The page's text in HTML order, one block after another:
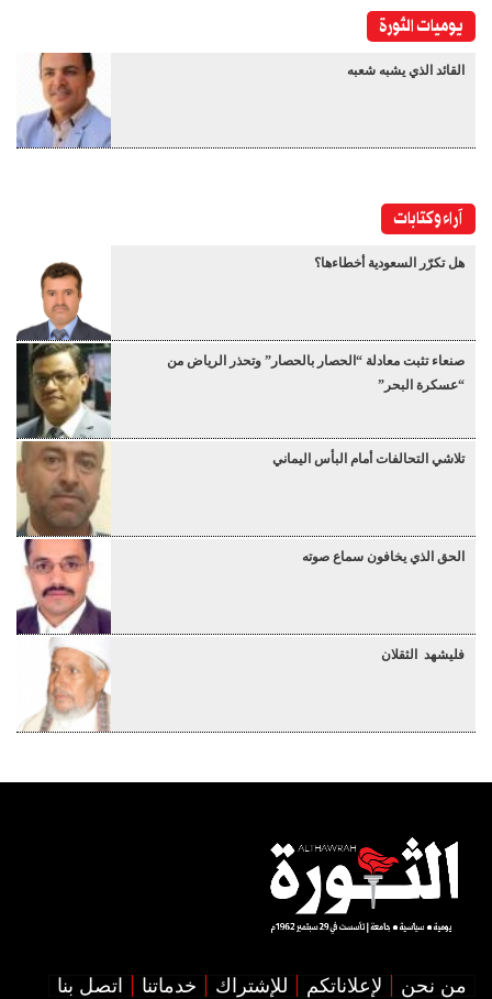
يوميات الثورة
القائد الذي يشبه شعبه
آراء وكتابات
هل تكرّر السعودية أخطاءها؟
صنعاء تثبت معادلة “الحصار بالحصار” وتحذر الرياض من
“عسكرة البحر”
تلاشي التحالفات أمام البأس اليماني
الحق الذي يخافون سماع صوته
فليشهد الثقلان
من نحن لإعلاناتكم للإشتراك خدماتنا اتصل بنا